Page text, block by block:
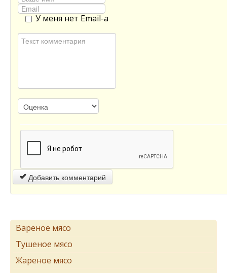
У меня нет Email-а
Добавить комментарий
Вареное мясо
Тушеное мясо
Жареное мясо